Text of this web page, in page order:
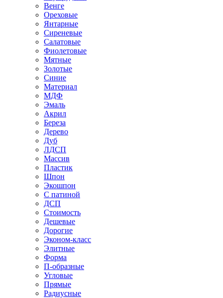
Венге
Ореховые
Янтарные
Сиреневые
Салатовые
Фиолетовые
Мятные
Золотые
Синие
Материал
МДФ
Эмаль
Акрил
Береза
Дерево
Дуб
ЛДСП
Массив
Пластик
Шпон
Экошпон
С патиной
ДСП
Стоимость
Дешевые
Дорогие
Эконом-класс
Элитные
Форма
П-образные
Угловые
Прямые
Радиусные